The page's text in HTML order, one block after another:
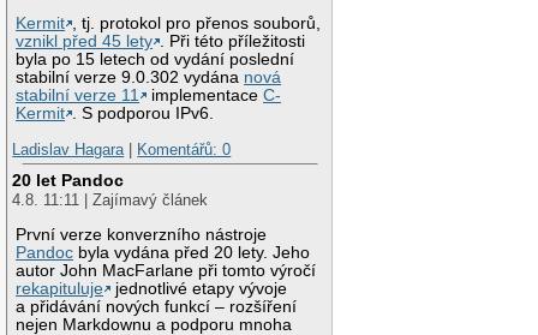
Kermit , tj. protokol pro přenos souborů,
vznikl před 45 lety . Při této příležitosti
byla po 15 letech od vydání poslední
stabilní verze 9.0.302 vydána nová
stabilní verze 11
implementaceC-
Kermit . S podporou IPv6.
Ladislav Hagara | Komentářů: 0
20 let Pandoc
4.8. 11:11 | Zajímavý článek
První verze konverzního nástroje
Pandoc byla vydána před 20 lety. Jeho
autor John MacFarlane při tomto výročí
rekapituluje
jednotlivé etapy vývoje
a přidávání nových funkcí – rozšíření
nejen Markdownu a podporu mnoha